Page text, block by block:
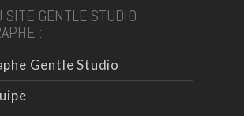
SITE GENTLE STUDIO
:
Gentle Studio